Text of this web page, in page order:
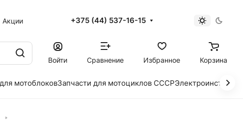
Акции +375 (44) 537-16-15
Войти
Сравнение Избранное Корзина
мотоблоковЗапчасти для мотоциклов СССР